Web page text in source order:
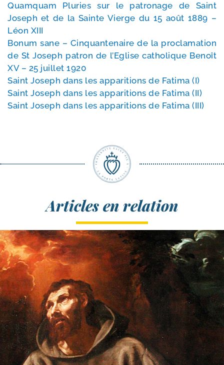
Quamquam Pluries sur le patro­nage de Saint
Joseph et de la Sainte Vierge du 15 août 1889 –
Léon XIII
Bonum sane – Cinquantenaire de la pro­cla­ma­tion
de St Joseph patron de l’Eglise catho­lique Benoît
XV – 25 juillet 1920
Saint Joseph dans les appa­ri­tions de Fatima (I)
Saint Joseph dans les appa­ri­tions de Fatima (II)
Saint Joseph dans les appa­ri­tions de Fatima (III)
Articles en relation